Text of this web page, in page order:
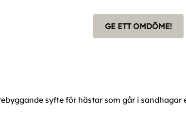
GE ETT OMDÖME!
syfte för hästar som går i